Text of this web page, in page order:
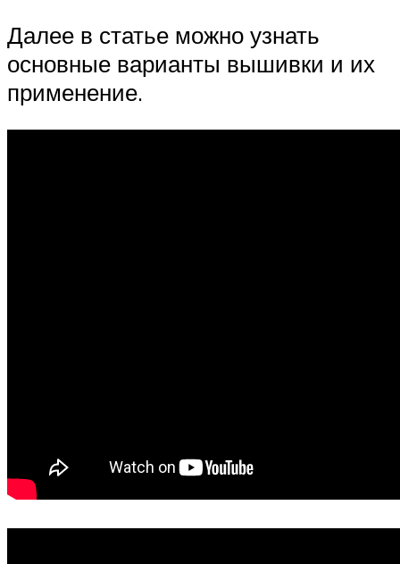
Далее в статье можно узнать
основные варианты вышивки и их
применение.